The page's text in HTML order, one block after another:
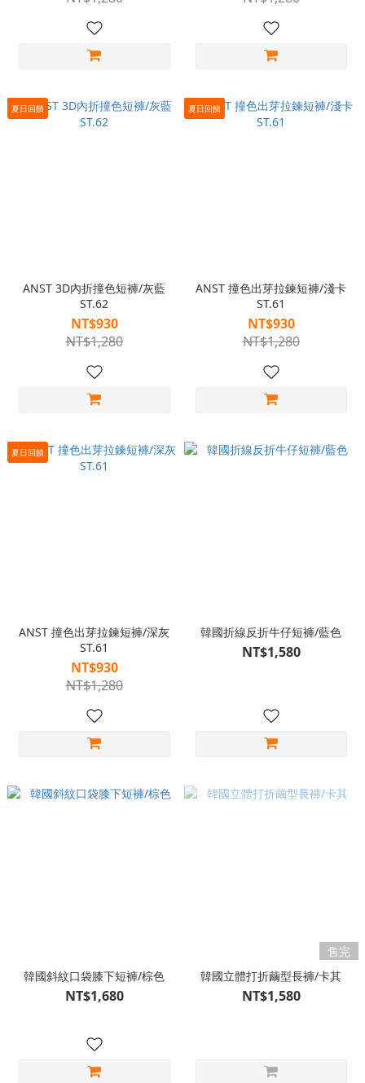
夏日回饋
ANST 3D內折撞色短褲/灰藍
ST.62
NT$930
NT$1,280
夏日回饋
ANST 撞色出芽拉鍊短褲/淺卡
ST.61
NT$930
NT$1,280
夏日回饋
ANST 撞色出芽拉鍊短褲/深灰
ST.61
NT$930
NT$1,280
韓國折線反折牛仔短褲/藍色
NT$1,580
韓國斜紋口袋膝下短褲/棕色
NT$1,680
售完
韓國立體打折繭型長褲/卡其
NT$1,580